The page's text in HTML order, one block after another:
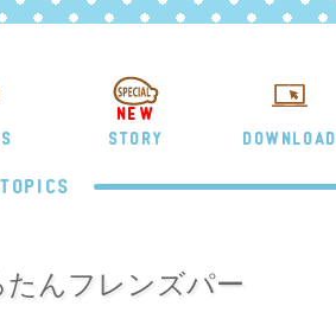
NEW
STORY
DOWNLOAD
TOPICS
たんフレンズパー